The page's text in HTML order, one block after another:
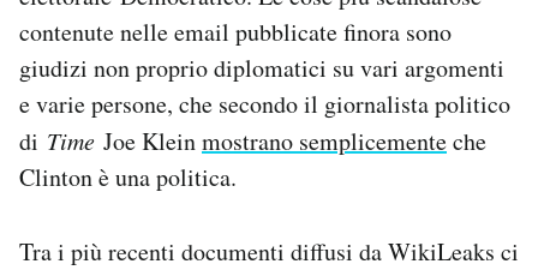
contenute nelle email pubblicate finora sono
giudizi non proprio diplomatici su vari argomenti
e varie persone, che secondo il giornalista politico
di Time Joe Kleinmostrano semplicementeche
Clinton è una politica.
Tra i più recenti documenti diffusi da WikiLeaks ci